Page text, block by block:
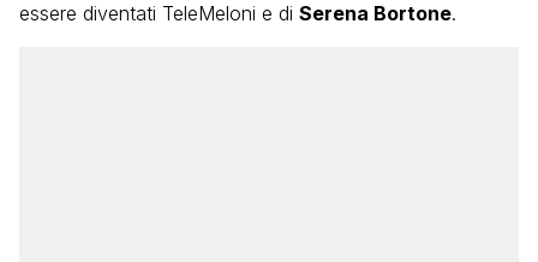
essere diventati TeleMeloni e di Serena Bortone.